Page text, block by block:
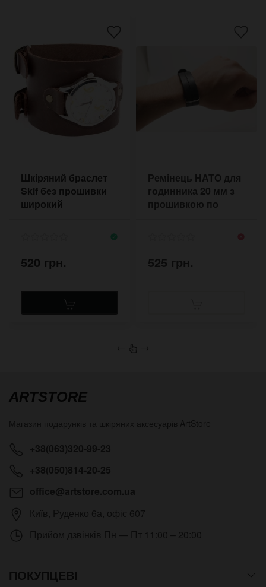
Шкіряний браслет
Skif без прошивки
широкий
520 грн.
Ремінець НАТО для
годинника 20 мм з
прошивкою по
525 грн.
← →
ARTSTORE
ПОКУПЦЕВІ